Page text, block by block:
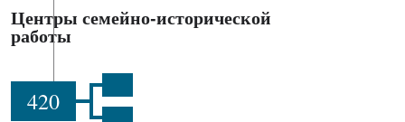
Центры семейно-исторической
работы
420